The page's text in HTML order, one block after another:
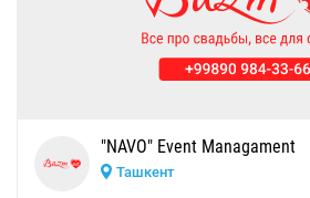
"NAVO" Event Managament
Ташкент